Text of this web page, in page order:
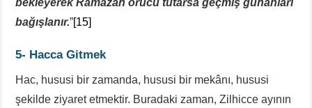
bekleyerek Ramazan orucu tutarsa geçmiş günahları
bağışlanır.”[15]
5- Hacca Gitmek
Hac, hususi bir zamanda, hususi bir mekânı, hususi
şekilde ziyaret etmektir. Buradaki zaman, Zilhicce ayının